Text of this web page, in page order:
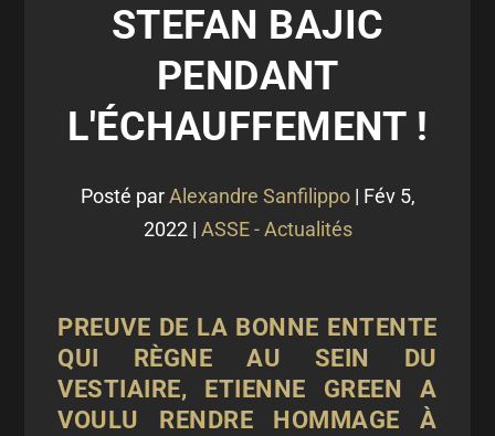
STEFAN BAJIC
PENDANT
L'ÉCHAUFFEMENT !
Posté parAlexandre Sanfilippo| Fév 5,
2022| ASSE - Actualités
PREUVE DE LA BONNE ENTENTE
QUI RÈGNE AU SEIN DU
VESTIAIRE, ETIENNE GREEN A
VOULU RENDRE HOMMAGE À